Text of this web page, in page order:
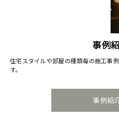
事例
住宅スタイルや部屋の種類毎の施工事
す。
事例紹